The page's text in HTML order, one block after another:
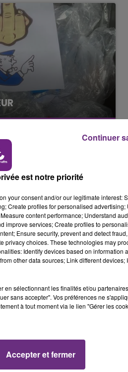
END DANS LA
ET L’AUBE ?
SOUS
est notre priorité
your consent and/or our legitimate interest:
Create profiles for personalised advertising;
content performance; Understand
improve services; Create profiles to
Ensure security, prevent and detect
privacy choices. These technologies may
Identify devices based on information
other data sources; Link different devices;
en sélectionnant les finalités et/ou
sans accepter". Vos préférences ne
à tout moment via le lien "Gérer les
Accepter et fermer
Continuer